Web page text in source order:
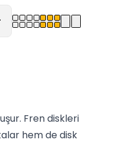
Fren diskleri
hem de disk